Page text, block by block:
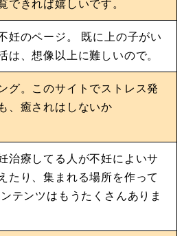
できれば嬉しいです。
妊のページ。 既に上の子がい
は、想像以上に難しいので。
グ。このサイトでストレス発
、癒されはしないか
治療してる人が不妊によいサ
たり、集まれる場所を作って
テンツはもうたくさんありま